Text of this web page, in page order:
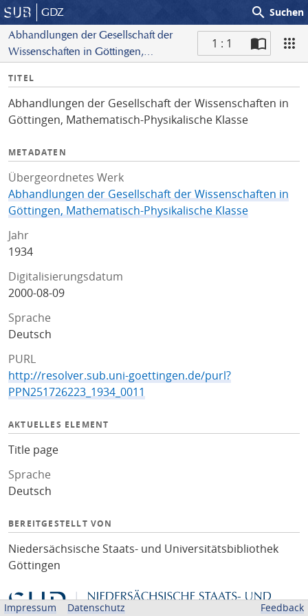
GDZ search Suchen
Abhandlungen der Gesellschaft der
Wissenschaften in Göttingen,
1 : 1
I
f
o
TITEL
Abhandlungen der Gesellschaft der Wissenschaften in
Göttingen, Mathematisch-Physikalische Klasse
METADATEN
Übergeordnetes Werk
Abhandlungen der Gesellschaft der Wissenschaften in
Göttingen, Mathematisch-Physikalische Klasse
Jahr
1934
Digitalisierungsdatum
2000-08-09
Sprache
Deutsch
PURL
http://resolver.sub.uni-goettingen.de/purl?
PPN251726223_1934_0011
AKTUELLES ELEMENT
Title page
Sprache
Deutsch
BEREITGESTELLT VON
Niedersächsische Staats- und Universitätsbibliothek
Göttingen
Impressum Datenschutz Feedback